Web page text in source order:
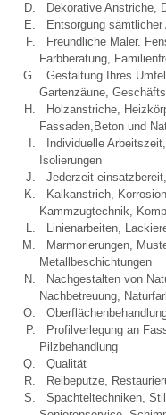
Dekorative Anstriche,
Entsorgung
Freundliche Maler.
Farbberatung,
Gestaltung Ihres
Gartenzäune,
Holzanstriche,
Fassaden,Beton und
Individuelle
Isolierungen
Jederzeit
Kalkanstrich,
Kammzugtechnik,
Linienarbeiten,
Marmorierungen,
Metallbeschichtungen
Nachgestalten von
Nachbetreuung,
Profilverlegung an
Pilzbehandlung
Qualität
Reibeputze,
Spachteltechniken,